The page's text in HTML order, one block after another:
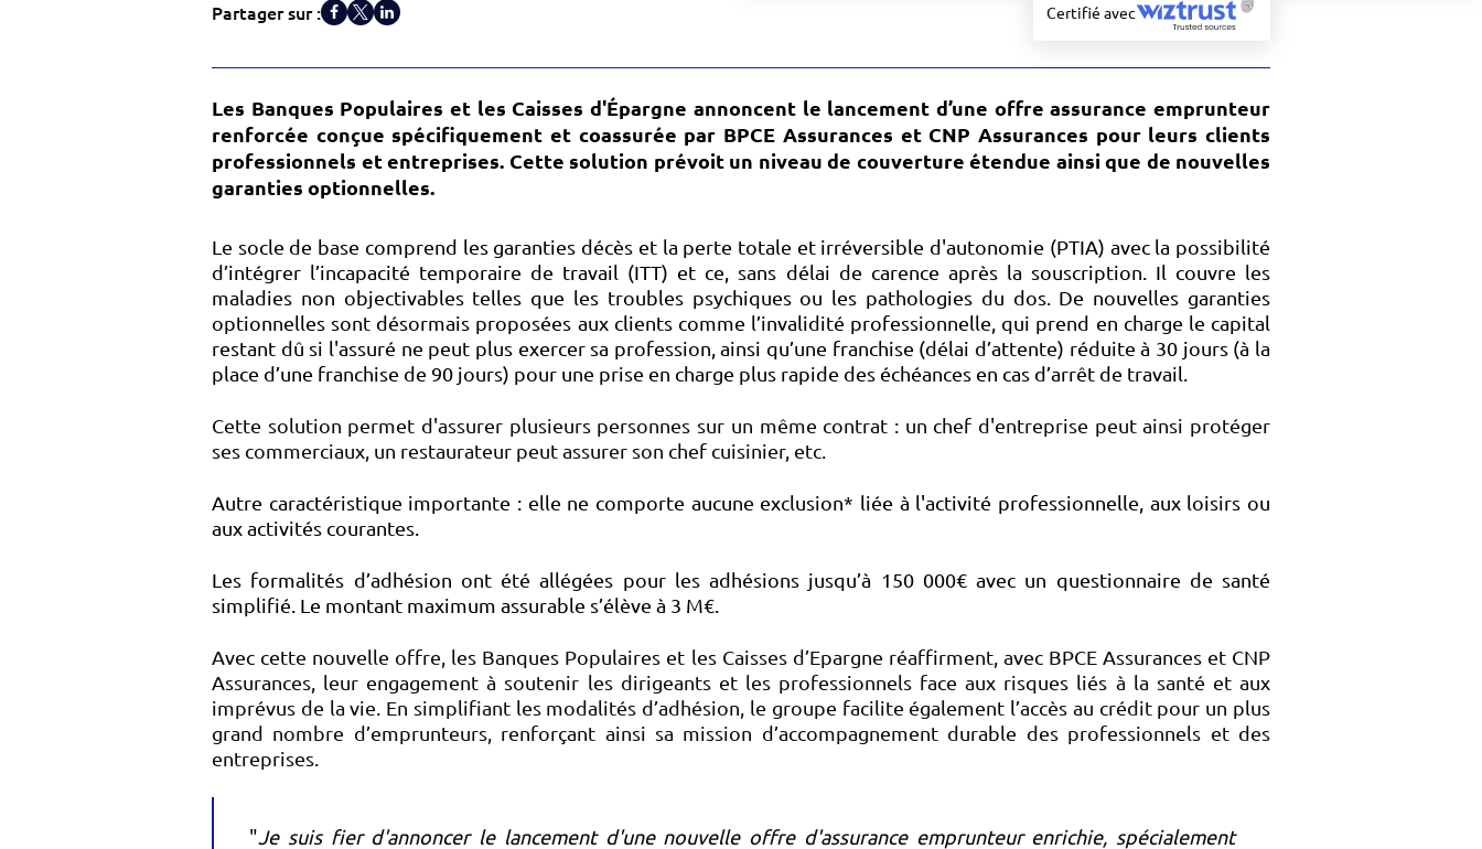
Partager sur : Certifié avec
Les Banques Populaires et les Caisses d'Épargne annoncent le lancement d’une offre assurance emprunteur
renforcée conçue spécifiquement et coassurée par BPCE Assurances et CNP Assurances pour leurs clients
professionnels et entreprises. Cette solution prévoit un niveau de couverture étendue ainsi que de nouvelles
garanties optionnelles.
Le socle de base comprend les garanties décès et la perte totale et irréversible d'autonomie (PTIA) avec la possibilité
d’intégrer l’incapacité temporaire de travail (ITT) et ce, sans délai de carence après la souscription. Il couvre les
maladies non objectivables telles que les troubles psychiques ou les pathologies du dos. De nouvelles garanties
optionnelles sont désormais proposées aux clients comme l’invalidité professionnelle, qui prend en charge le capital
restant dû si l'assuré ne peut plus exercer sa profession, ainsi qu’une franchise (délai d’attente) réduite à 30 jours (à la
place d’une franchise de 90 jours) pour une prise en charge plus rapide des échéances en cas d’arrêt de travail.
Cette solution permet d'assurer plusieurs personnes sur un même contrat : un chef d'entreprise peut ainsi protéger
ses commerciaux, un restaurateur peut assurer son chef cuisinier, etc.
Autre caractéristique importante : elle ne comporte aucune exclusion* liée à l'activité professionnelle, aux loisirs ou
aux activités courantes.
Les formalités d’adhésion ont été allégées pour les adhésions jusqu’à 150 000€ avec un questionnaire de santé
simplifié. Le montant maximum assurable s’élève à 3 M€.
Avec cette nouvelle offre, les Banques Populaires et les Caisses d’Epargne réaffirment, avec BPCE Assurances et CNP
Assurances, leur engagement à soutenir les dirigeants et les professionnels face aux risques liés à la santé et aux
imprévus de la vie. En simplifiant les modalités d’adhésion, le groupe facilite également l’accès au crédit pour un plus
grand nombre d’emprunteurs, renforçant ainsi sa mission d’accompagnement durable des professionnels et des
entreprises.
" Je suis fier d'annoncer le lancement d'une nouvelle offre d'assurance emprunteur enrichie, spécialement